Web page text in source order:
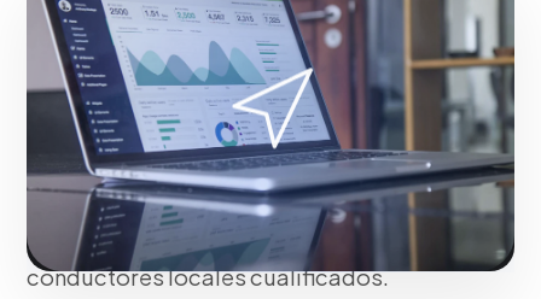
segmentación hiperlocal.
Implementamos formatos de Pines
Patrocinados, Takeovers en semáforos y
búsquedas patrocinadas dentro de
Waze, asegurando que tu
emprendimiento físico esté presente en
la ruta diaria y el mapa mental de
conductores locales cualificados.